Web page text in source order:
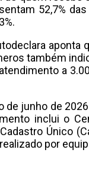
52,7%
aponta
também
a
de junho de
inclui o
Único
por